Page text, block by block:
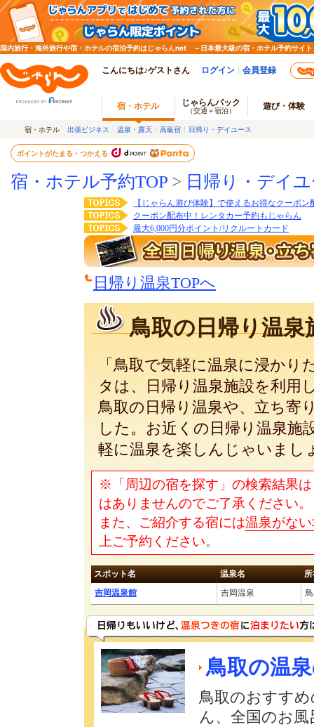
国内旅行・海外旅行や宿・ホテルの宿泊予約はじゃらんnet ～日本最大級の宿・ホテル予約サイト
こんにちは♪ゲストさん ログイン 会員登録
宿・ホテル じゃらんパック
（交通＋宿泊） 遊び・体験
宿・ホテル 出張ビジネス 温泉・露天 高級宿 日帰り・デイユース
ポイントがたまる・つかえる
宿・ホテル予約TOP > 日帰り・デイ
【じゃらん遊び体験】で使えるお得なクーポン
クーポン配布中！レンタカー予約もじゃらん
最大6,000円分ポイント/リクルートカード
日帰り温泉TOPへ
鳥取の日帰り温泉
「鳥取で気軽に温泉に浸かり
タは、日帰り温泉施設を利用
鳥取の日帰り温泉や、立ち寄
した。お近くの日帰り温泉施
軽に温泉を楽しんじゃいまし
※「周辺の宿を探す」の検索結果
はありませんのでご了承ください。
また、ご紹介する宿には温泉がな
上ご予約ください。
スポット名 温泉名
吉岡温泉館
吉岡温泉
鳥取の温
鳥取のおすす
ん、全国のお